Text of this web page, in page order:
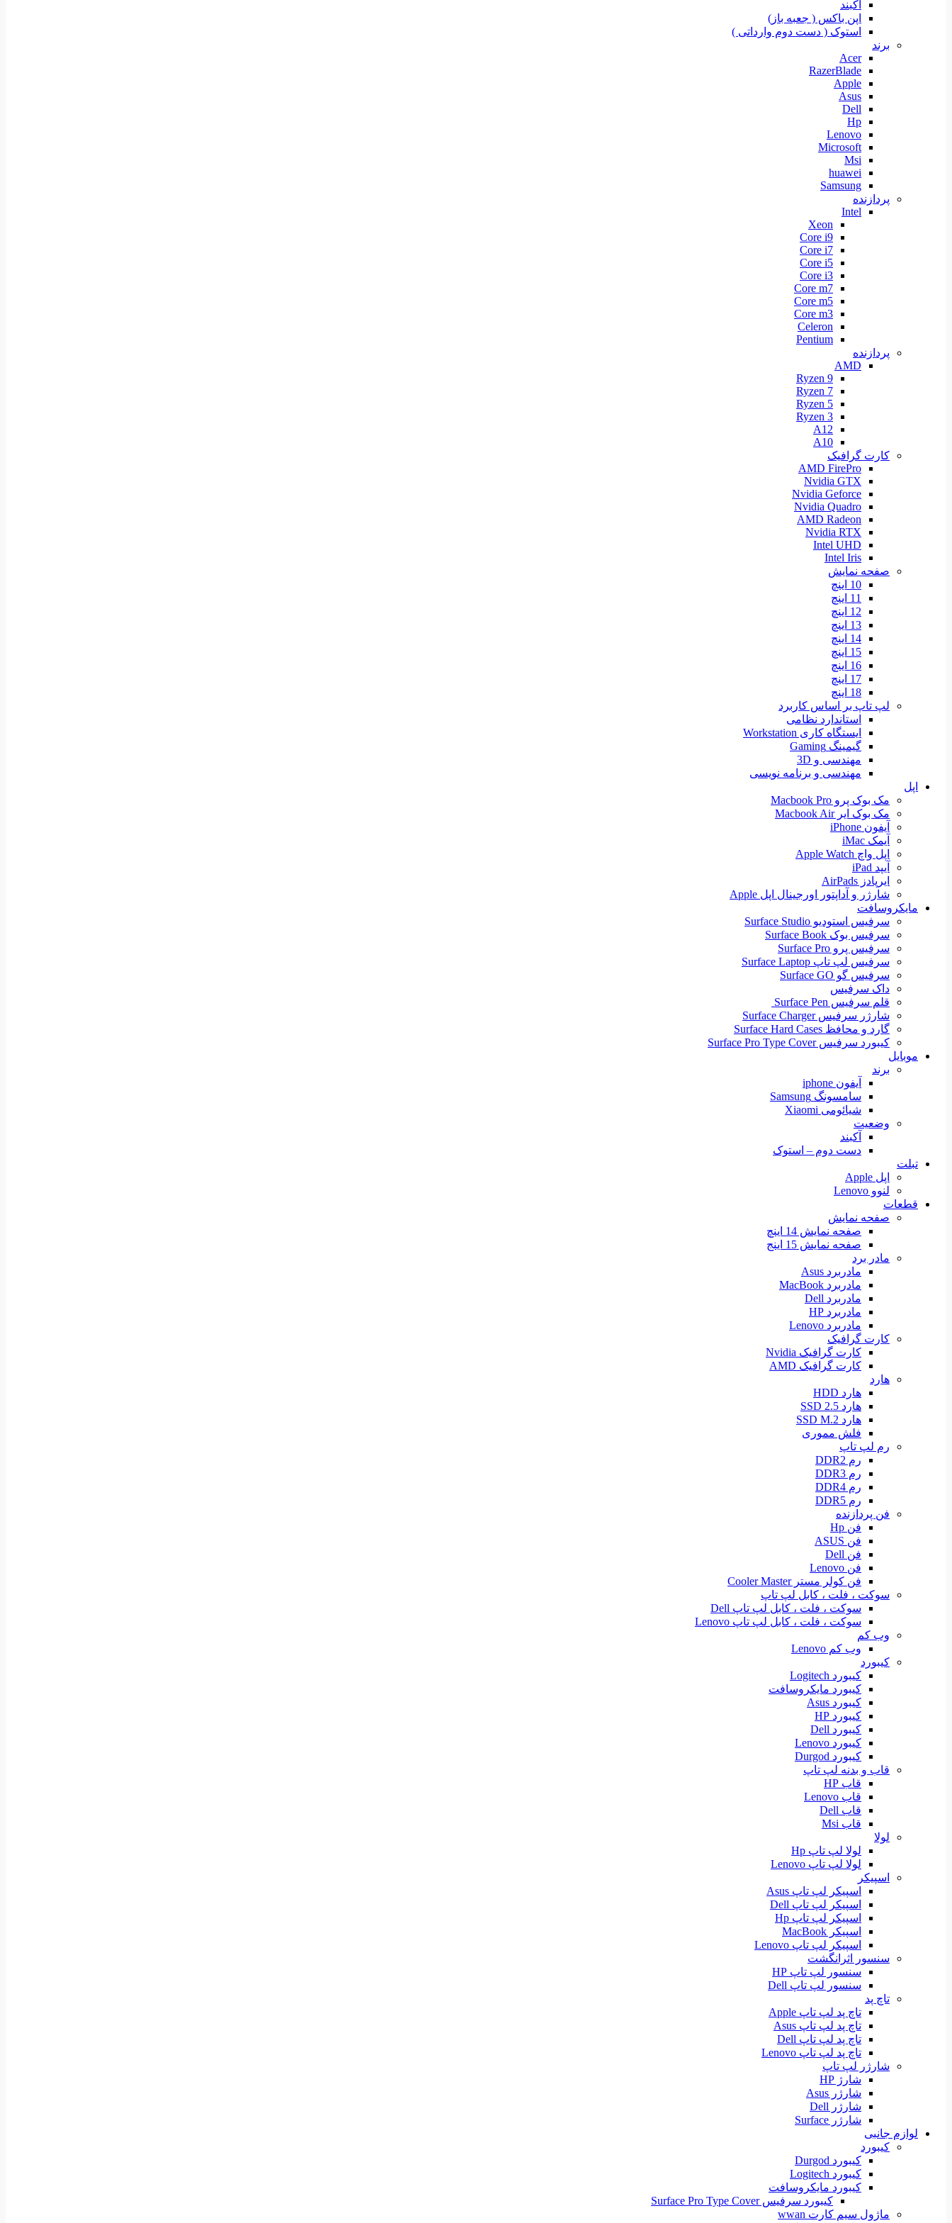
آکبند
اپن باکس ( جعبه باز)
استوک ( دست دوم وارداتی )
برند
Acer
RazerBlade
Apple
Asus
Dell
Hp
Lenovo
Microsoft
Msi
huawei
Samsung
پردازنده
Intel
Xeon
Core i9
Core i7
Core i5
Core i3
Core m7
Core m5
Core m3
Celeron
Pentium
پردازنده
AMD
Ryzen 9
Ryzen 7
Ryzen 5
Ryzen 3
A12
A10
کارت گرافیک
AMD FirePro
Nvidia GTX
Nvidia Geforce
Nvidia Quadro
AMD Radeon
Nvidia RTX
Intel UHD
Intel Iris
صفحه نمایش
10 اینچ
11 اینچ
12 اینچ
13 اینچ
14 اینچ
15 اینچ
16 اینچ
17 اینچ
18 اینچ
لپ تاپ بر اساس کاربرد
استاندارد نظامی
ایستگاه کاری Workstation
گیمینگ Gaming
مهندسی و 3D
مهندسی و برنامه نویسی
اپل
مک بوک پرو Macbook Pro
مک بوک ایر Macbook Air
آیفون iPhone
آیمک iMac
اپل واچ Apple Watch
آیپد iPad
ایرپادز AirPads
شارژر و آداپتور اورجینال اپل Apple
مایکروسافت
سرفیس استودیو Surface Studio
سرفیس بوک Surface Book
سرفیس پرو Surface Pro
سرفیس لپ تاپ Surface Laptop
سرفیس گو Surface GO
داک سرفیس
قلم سرفیس Surface Pen
شارژر سرفیس Surface Charger
گارد و محافظ Surface Hard Cases
کیبورد سرفیس Surface Pro Type Cover
موبایل
برند
آیفون iphone
سامسونگ Samsung
شیائومی Xiaomi
وضعیت
آکبند
دست دوم – استوک
تبلت
اپل Apple
لنوو Lenovo
قطعات
صفحه نمایش
صفحه نمایش 14 اینچ
صفحه نمایش 15 اینج
مادر برد
مادربرد Asus
مادربرد MacBook
مادربرد Dell
مادربرد HP
مادربرد Lenovo
کارت گرافیک
کارت گرافیک Nvidia
کارت گرافیک AMD
هارد
هارد HDD
هارد SSD 2.5
هارد SSD M.2
فلش مموری
رم لپ تاپ
رم DDR2
رم DDR3
رم DDR4
رم DDR5
فن پردازنده
فن Hp
فن ASUS
فن Dell
فن Lenovo
فن کولر مستر Cooler Master
سوکت ، فلت ، کابل لپ تاپ
سوکت ، فلت ، کابل لپ تاپ Dell
سوکت ، فلت ، کابل لپ تاپ Lenovo
وب کم
وب کم Lenovo
کیبورد
کیبورد Logitech
کیبورد مایکروسافت
کیبورد Asus
کیبورد HP
کیبورد Dell
کیبورد Lenovo
کیبورد Durgod
قاب و بدنه لپ تاپ
قاب HP
قاب Lenovo
قاب Dell
قاب Msi
لولا
لولا لپ تاپ Hp
لولا لپ تاپ Lenovo
اسپیکر
اسپیکر لپ تاپ Asus
اسپیکر لپ تاپ Dell
اسپیکر لپ تاپ Hp
اسپیکر MacBook
اسپیکر لپ تاپ Lenovo
سنسور اثرانگشت
سنسور لپ تاپ HP
سنسور لپ تاپ Dell
تاچ پد
تاچ پد لپ تاپ Apple
تاچ پد لپ تاپ Asus
تاچ پد لپ تاپ Dell
تاچ پد لپ تاپ Lenovo
شارژر لپ تاپ
شارژ HP
شارژر Asus
شارژر Dell
شارژر Surface
لوازم جانبی
کیبورد
کیبورد Durgod
کیبورد Logitech
کیبورد مایکروسافت
کیبورد سرفیس Surface Pro Type Cover
ماژول سیم کارت wwan